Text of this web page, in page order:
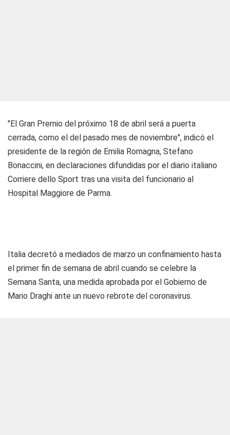
"El Gran Premio del próximo 18 de abril será a puerta
cerrada, como el del pasado mes de noviembre", indicó el
presidente de la región de Emilia Romagna, Stefano
Bonaccini, en declaraciones difundidas por el diario italiano
Corriere dello Sport tras una visita del funcionario al
Hospital Maggiore de Parma.
Italia decretó a mediados de marzo un confinamiento hasta
el primer fin de semana de abril cuando se celebre la
Semana Santa, una medida aprobada por el Gobierno de
Mario Draghi ante un nuevo rebrote del coronavirus.